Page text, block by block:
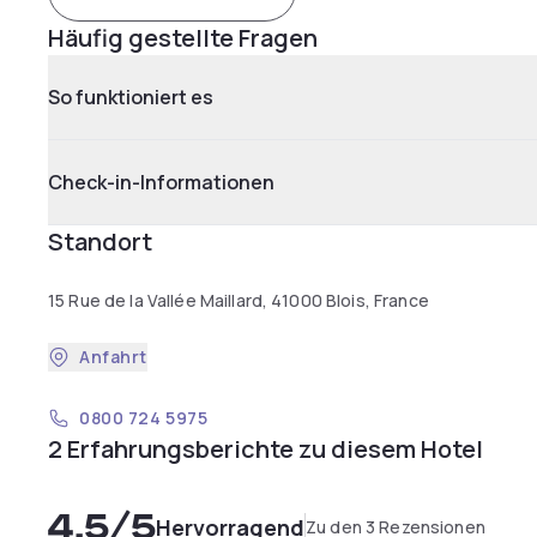
Häufig gestellte Fragen
So funktioniert es
Check-in-Informationen
Standort
15 Rue de la Vallée Maillard, 41000 Blois, France
Anfahrt
0800 724 5975
2 Erfahrungsberichte zu diesem Hotel
HervorragendZu den 3 Rezensionen